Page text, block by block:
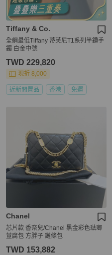
Tiffany & Co.
全綱最低Tiffany 蒂芙尼T1系列半鑽手
鐲 白金中號
TWD 229,820
現折 8,000
近新閒置品 香港 免運
Chanel
芯片款 香奈兒/Chanel 黑金彩色琺瑯
荳腐包 方胖子 鏈條包
TWD 153,882